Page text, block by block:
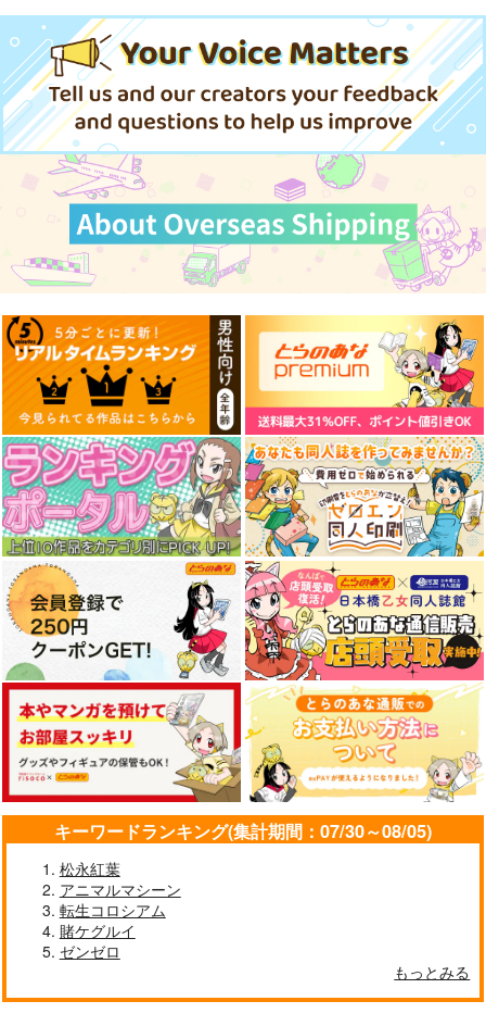
通勤道中であの娘がぱ
んつを見せてくる本
13
嘘つき屋
（税込）
オリジナル
サンプル
カート
≪新刊発売記念
≫【B5アクリルボー
T2 ART WORKS
（税込）
オリジナル
サンプル
【クリエイティアイラ
ト サイトー
クリエイティア
専売 990円（税込）
オリジナル
サンプル
カート
【クリエイティアイラ
ト ぐらんで
クリエイティア
専売 990 （税込）
オリジナル
サンプル
カート
【クリエイティアイラ
ト 加川壱互
クリエイティア
専売 990円（税込）
オリジナル
サンプル
カート
【クリエイティアイラ
スト展】缶バッジセッ
ト 池上幸輝
クリエイティア
990円（税込）
サンプル
カート
【クリエイティアイラ
スト展】缶バッジセッ
ト 甘城なつき
クリエイティア
専売 990円（税込）
【クリエイティアイラ
スト展】缶バッジセッ
ト asato
クリエイティア
専売 990円（税込）
スト展】缶バッジセッ
ト らんぐ
クリエイティア
990円（税込）
サンプル
作品詳細
スト展】缶バッジセッ
ト YuzuKi
クリエイティア
サンプル
作品詳細
スト展】缶バッジセッ
ト maruma(まるま)
クリエイティア
990 （税込）
サンプル
作品詳細
【クリエイティアイラ
スト展】缶バッジセッ
ト pupps
クリエイティア
990円（税込）
サンプル
作品詳細
【クリエイティアイラ
スト展】缶バッジセッ
ト so品
クリエイティア
990円（税込）
サンプル
作品詳細
【クリエイティアイラ
スト展】缶バッジセッ
ト サイトー
クリエイティア
990 円（税込）
作品詳細
【クリエイティアイラ
スト展】缶バッジセッ
ト ぐらんで
クリエイティア
【クリエイティアイラ
（税込）
キーワードランキング(集計期間：07/30～08/05)
松永紅葉
アニマルマシーン
転生コロシアム
賭ケグルイ
ゼンゼロ
もっとみる